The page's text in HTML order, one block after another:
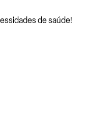
de saúde!